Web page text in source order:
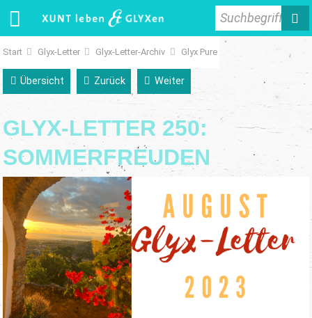
Suchbegriff
Start Glyx-Letter Glyx-Letter-Archiv Glyx Pure
Übersicht Zurück Weiter
GLYX-LETTER 250:
SOMMERFREUDEN